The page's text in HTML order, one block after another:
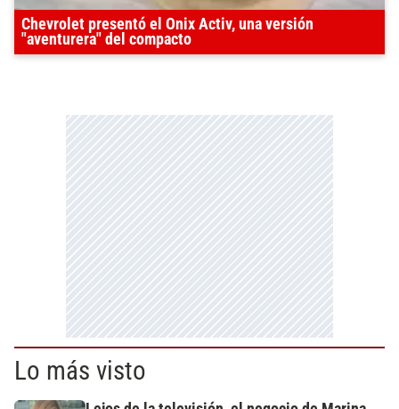
Chevrolet presentó el Onix Activ, una versión
"aventurera" del compacto
Lo más visto